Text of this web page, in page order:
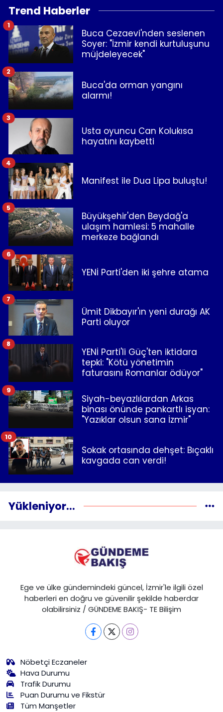
Trend Haberler
Buca Cezaevi'nden seslenen
Soyer: "İzmir kendi kurtuluşunu
müjdeleyecek"
1
Buca'da orman yangını
alarmı!
2
Usta oyuncu Can Kolukısa
hayatını kaybetti
3
Manifest ile Dua Lipa buluştu!
4
Büyükşehir'den Beydağ'a
ulaşım hamlesi: 5 mahalle
merkeze bağlandı
5
YENİ Parti'den iki şehre atama
6
Ümit Dikbayır'ın yeni durağı AK
Parti oluyor
7
YENİ Parti'li Güç'ten iktidara
tepki: "Kötü yönetimin
faturasını Romanlar ödüyor"
8
Siyah-beyazlılardan Arkas
binası önünde pankartlı isyan:
"Yazıklar olsun sana İzmir"
9
Sokak ortasında dehşet: Bıçaklı
kavgada can verdi!
10
Yükleniyor...
Ege ve ülke gündemindeki güncel, İzmir'le ilgili özel
haberleri en doğru ve güvenilir şekilde haberdar
olabilirsiniz / GÜNDEME BAKIŞ- TE Bilişim
Nöbetçi Eczaneler
Hava Durumu
Trafik Durumu
Puan Durumu ve Fikstür
Tüm Manşetler